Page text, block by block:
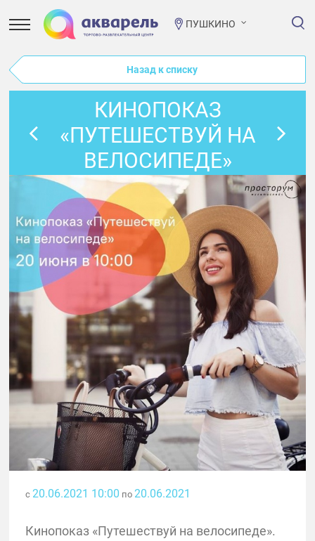
ПУШКИНО
Назад к списку
КИНОПОКАЗ
«ПУТЕШЕСТВУЙ НА
ВЕЛОСИПЕДЕ»
с 20.06.2021 10:00 по 20.06.2021
Кинопоказ «Путешествуй на велосипеде».